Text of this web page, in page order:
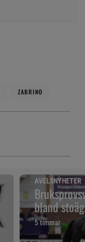
ZABRINO
AVELSNYHETER
bland
5 timmar